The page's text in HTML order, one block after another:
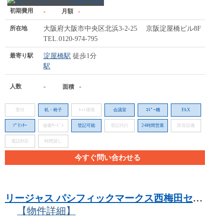
初期費用 - 月額 -
所在地
大阪府大阪市中央区北浜3-2-25 京阪淀屋橋ビル8F
TEL.0120-974-795
最寄り駅 淀屋橋駅 徒歩1分
駅
人数 - 面積 -
受付 机・椅子 ﾈｯﾄ環境 会議室 ｺﾋﾟｰ機 FAX
ﾌﾟﾘﾝﾀｰ 秘書ｻｰﾋﾞｽ 登記可能 登記代行 24時間営業 防音設備
電話対応 時間貸し
今すぐ問い合わせる
リージャス パシフィックマークス西梅田センター
【物件詳細】